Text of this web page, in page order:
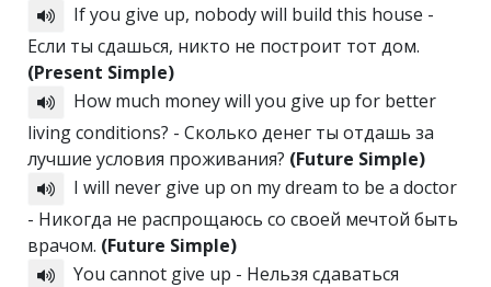
If you give up, nobody will build this house -
Если ты сдашься, никто не построит тот дом.
(Present Simple)
How much money will you give up for better
living conditions? - Сколько денег ты отдашь за
лучшие условия проживания? (Future Simple)
I will never give up on my dream to be a doctor
- Никогда не распрощаюсь со своей мечтой быть
врачом. (Future Simple)
You cannot give up - Нельзя сдаваться